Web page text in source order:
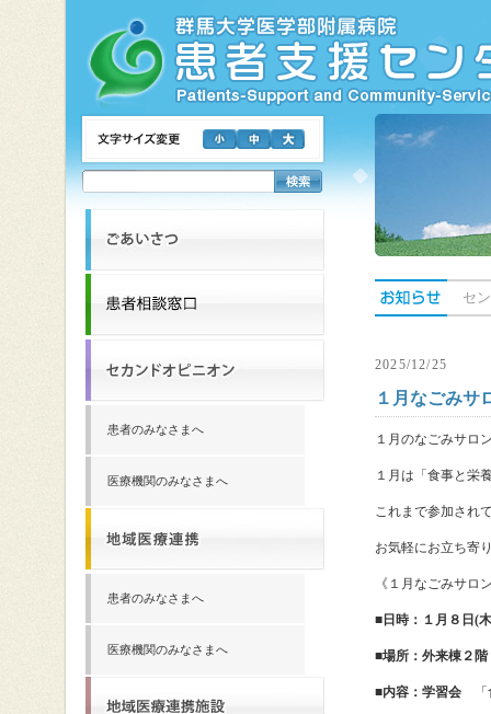
患者のみなさまへ
医療機関のみなさまへ
患者のみなさまへ
医療機関のみなさまへ
セ
2025/12/25
１月なごみサ
１月のなごみサロ
１月は「食事と栄
これまで参加され
お気軽にお立ち寄
《１月なごみサロ
■ 日時：１月８日(
■場所：外来棟２
■内容：学習会